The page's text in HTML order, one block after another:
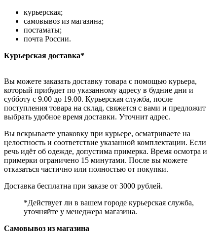
курьерская;
самовывоз из магазина;
постаматы;
почта России.
Курьерская доставка*
Вы можете заказать доставку товара с помощью курьера,
который прибудет по указанному адресу в будние дни и
субботу с 9.00 до 19.00. Курьерская служба, после
поступления товара на склад, свяжется с вами и предложит
выбрать удобное время доставки. Уточнит адрес.
Вы вскрываете упаковку при курьере, осматриваете на
целостность и соответствие указанной комплектации. Если
речь идёт об одежде, допустима примерка. Время осмотра и
примерки ограничено 15 минутами. После вы можете
отказаться частично или полностью от покупки.
Доставка бесплатна при заказе от 3000 рублей.
*Действует ли в вашем городе курьерская служба,
уточняйте у менеджера магазина.
Самовывоз из магазина